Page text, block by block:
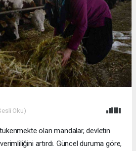
Oku)
olan mandalar, devletin
artırdı. Güncel duruma göre,